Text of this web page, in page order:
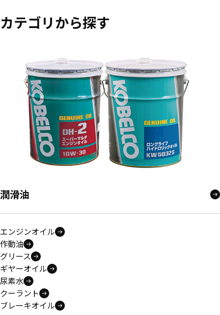
カテゴリから探す
潤滑油
エンジンオイル
作動油
グリース
ギヤーオイル
尿素水
クーラント
ブレーキオイル